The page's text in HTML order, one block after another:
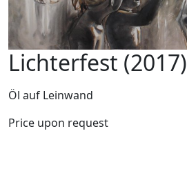
Lichterfest (2017)
Öl auf Leinwand
Price upon request